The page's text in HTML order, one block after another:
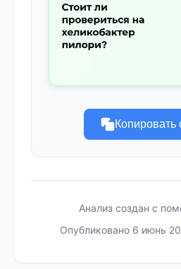
Копировать
Анализ создан с
Опубликовано 6 июнь